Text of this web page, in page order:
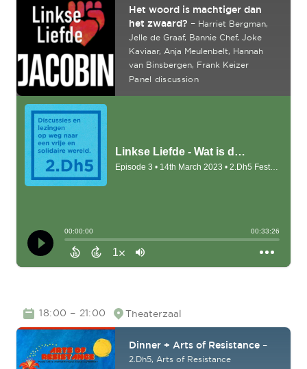
Het woord is machtiger dan
het zwaard? – Harriet Bergman,
Jelle de Graaf, Bannie Chef, Joke
Kaviaar, Anja Meulenbelt, Hannah
van Binsbergen, Frank Keizer
Panel discussion
TIME18:00 – 21:00 Location
Theaterzaal
Dinner + Arts of Resistance –
2.Dh5, Arts of Resistance